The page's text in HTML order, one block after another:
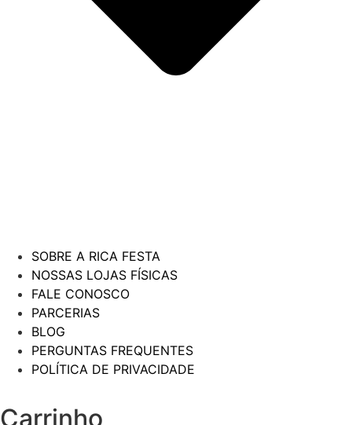
SOBRE A RICA FESTA
NOSSAS LOJAS FÍSICAS
FALE CONOSCO
PARCERIAS
BLOG
PERGUNTAS FREQUENTES
POLÍTICA DE PRIVACIDADE
Carrinho